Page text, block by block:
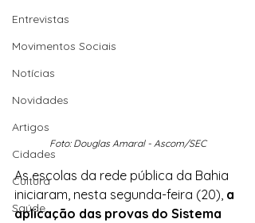
Entrevistas
Movimentos Sociais
Notícias
Novidades
Artigos
Cidades
Cultura
Saúde
Foto: Douglas Amaral - Ascom/SEC
As escolas da rede pública da Bahia
iniciaram, nesta segunda-feira (20), a
aplicação das provas do Sistema